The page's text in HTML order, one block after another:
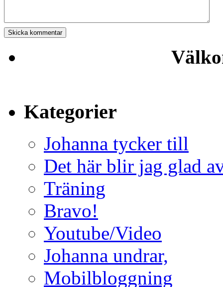
Kategorier
Johanna tycker till
Det här blir jag glad
Träning
Bravo!
Youtube/Video
Johanna undrar,
Mobilbloggning